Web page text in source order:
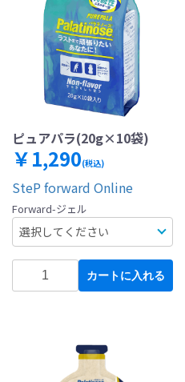
ピュアパラ(20g×10袋)
￥1,290(税込)
SteP forward Online
Forward-ジェル
カートに入れる